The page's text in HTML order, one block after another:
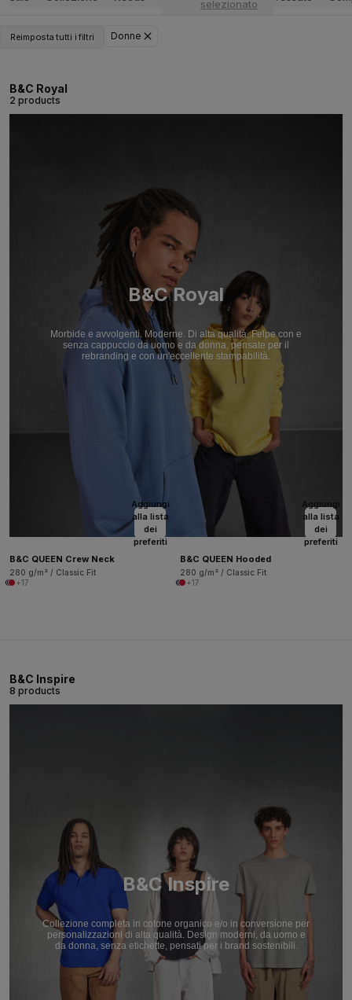
selezionato
Reimposta tutti i filtri Donne
B&C Royal
2 products
B&C Royal
Morbide e avvolgenti. Moderne. Di alta qualità. Felpe con e
senza cappuccio da uomo e da donna, pensate per il
rebranding e con un'eccellente stampabilità.
Aggiungi
alla lista
dei
preferiti
B&C QUEEN Crew Neck
280 g/m² / Classic Fit
+17
Aggiungi
alla lista
dei
preferiti
B&C QUEEN Hooded
280 g/m² / Classic Fit
+17
B&C Inspire
8 products
B&C Inspire
Collezione completa in cotone organico e/o in conversione per
personalizzazioni di alta qualità. Design moderni, da uomo e
da donna, senza etichette, pensati per i brand sostenibili.